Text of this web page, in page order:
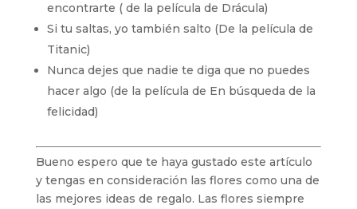
encontrarte ( de la película de Drácula)
Si tu saltas, yo también salto (De la película de
Titanic)
Nunca dejes que nadie te diga que no puedes
hacer algo (de la película de En búsqueda de la
felicidad)
Bueno espero que te haya gustado este artículo
y tengas en consideración las flores como una de
las mejores ideas de regalo. Las flores siempre